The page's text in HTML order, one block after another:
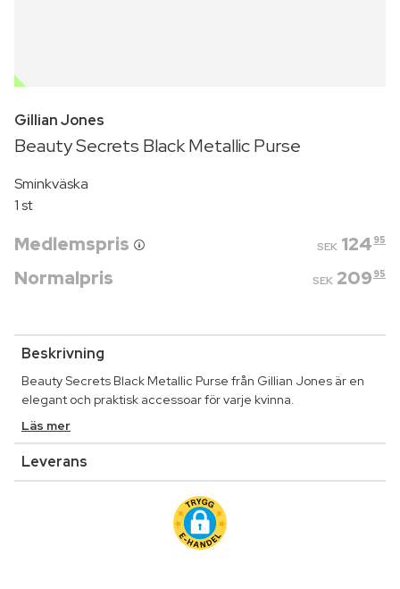
OUTLET
Gillian Jones
Beauty Secrets Black Metallic Purse
Sminkväska
1 st
Medlemspris SEK 124 95
Normalpris SEK 209 95
Beskrivning
Beauty Secrets Black Metallic Purse från Gillian Jones är en
elegant och praktisk accessoar för varje kvinna.
Läs mer
Leverans